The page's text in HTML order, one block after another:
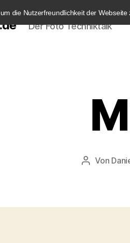
die Nutzerfreundlichkeit der
Der Foto Techniktalk
Von